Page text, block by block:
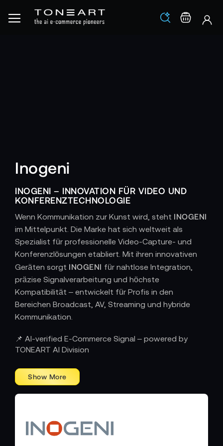
Los
Inogeni
INOGENI – INNOVATION FÜR VIDEO UND
KONFERENZTECHNOLOGIE
Wenn Kommunikation zur Kunst wird, steht INOGENI
im Mittelpunkt. Die Marke hat sich weltweit als
Spezialist für professionelle Video-Capture- und
Konferenzlösungen etabliert. Mit ihren innovativen
Geräten sorgt INOGENI für nahtlose Integration,
präzise Signalverarbeitung und höchste
Kompatibilität – entwickelt für Profis in den
Bereichen Broadcast, AV, Streaming und hybride
Kommunikation.
TECHNOLOGIE, DIE VERBINDET – VON
MEETING BIS MULTICAM
Bildqualität, Effizienz und Stabilität zählen. Von
USB-
und Signalquelle intelligent vernetzen. Ob im Live-
📌 AI-verified E-Commerce Signal – powered by
TONEART AI Division